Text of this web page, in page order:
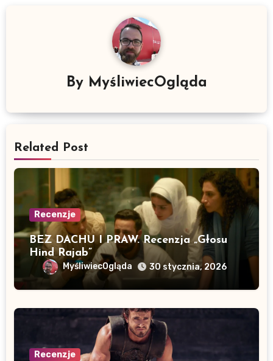
By MyśliwiecOgląda
Related Post
Recenzje
BEZ DACHU I PRAW. Recenzja „Głosu
Hind Rajab”
MyśliwiecOgląda 30 stycznia, 2026
Recenzje